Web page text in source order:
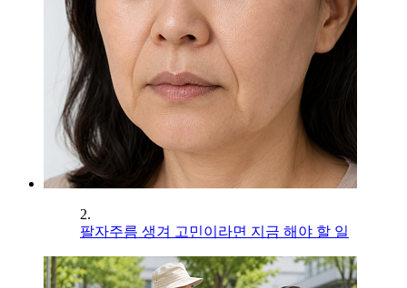
2.
팔자주름 생겨 고민이라면 지금 해야 할 일